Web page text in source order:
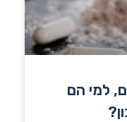
למי הם